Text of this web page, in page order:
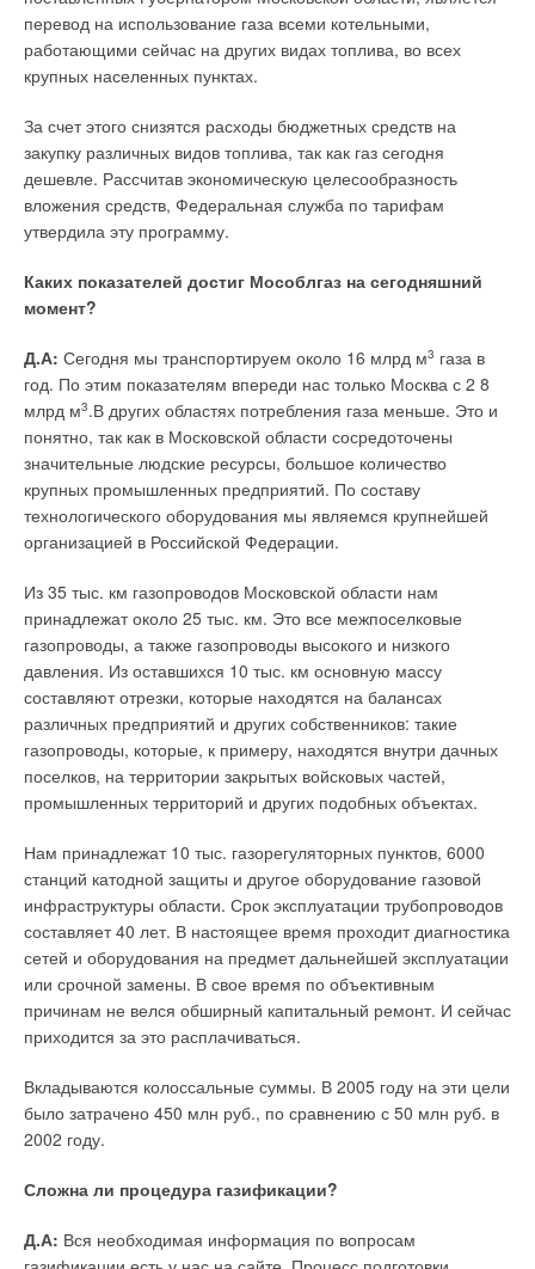
перевод на использование газа всеми котельными,
работающими сейчас на других видах топлива, во всех
крупных населенных пунктах.
За счет этого снизятся расходы бюджетных средств на
закупку различных видов топлива, так как газ сегодня
дешевле. Рассчитав экономическую целесообразность
вложения средств, Федеральная служба по тарифам
утвердила эту программу.
Каких показателей достиг Мособлгаз на сегодняшний
момент?
Д.А: Сегодня мы транспортируем около 16 млрд м3 газа в
год. По этим показателям впереди нас только Москва с 2 8
млрд м3.В других областях потребления газа меньше. Это и
понятно, так как в Московской области сосредоточены
значительные людские ресурсы, большое количество
крупных промышленных предприятий. По составу
технологического оборудования мы являемся крупнейшей
организацией в Российской Федерации.
Из 35 тыс. км газопроводов Московской области нам
принадлежат около 25 тыс. км. Это все межпоселковые
газопроводы, а также газопроводы высокого и низкого
давления. Из оставшихся 10 тыс. км основную массу
составляют отрезки, которые находятся на балансах
различных предприятий и других собственников: такие
газопроводы, которые, к примеру, находятся внутри дачных
поселков, на территории закрытых войсковых частей,
промышленных территорий и других подобных объектах.
Нам принадлежат 10 тыс. газорегуляторных пунктов, 6000
станций катодной защиты и другое оборудование газовой
инфраструктуры области. Срок эксплуатации трубопроводов
составляет 40 лет. В настоящее время проходит диагностика
сетей и оборудования на предмет дальнейшей эксплуатации
или срочной замены. В свое время по объективным
причинам не велся обширный капитальный ремонт. И сейчас
приходится за это расплачиваться.
Вкладываются колоссальные суммы. В 2005 году на эти цели
было затрачено 450 млн руб., по сравнению с 50 млн руб. в
2002 году.
Сложна ли процедура газификации?
Д.А: Вся необходимая информация по вопросам
шаровых кранов на узлах обвязки отопительных приборов
«Единство — во многообразии»
CALPEDA сегодня
СОК №5 | 2006
Рубрика Тэги
CALPEDA — один из ведущих производителей
электрических насосов на итальянском и мировом
рынке. 35 лет устойчивого роста и успехов, более
200 сотрудников, свыше 700 моделей насосов с
широкий модельный ряд среди итальянских
производителей), 14 представительств и сервис-
центров в Италии, дистрибуция по всему миру от
Европы до Африки, Австралии и Новой Зеландии
— эти факты говорят сами за себя.
Основал компанию Vinicio Mettifogo в 1959 г. Сегодня фирма
владеет завидной долей рынка, недвижимостью в 20 тыс. м2
в Montorso Vaccination, у нее солидные производственные
возможности.CALPEDA— это, прежде всего, современные
технологии, надежность, высокие стандарты безопасности и
качественная продукция по конкурентоспособной цене.
Продукция CALPEDA — это наглядная демонстрация
креативный дизайн, бесценный опыт и постоянное
повышение квалификации персонала.
промышленных и сельскохозяйственных целей. Компания
преимуществами, надежностью и высоким КПД.